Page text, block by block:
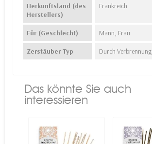
Herkunftsland (des
Herstellers)
Frankreich
Für (Geschlecht) Mann, Frau
Zerstäuber Typ Durch Verbrennung
Das könnte Sie auch
interessieren